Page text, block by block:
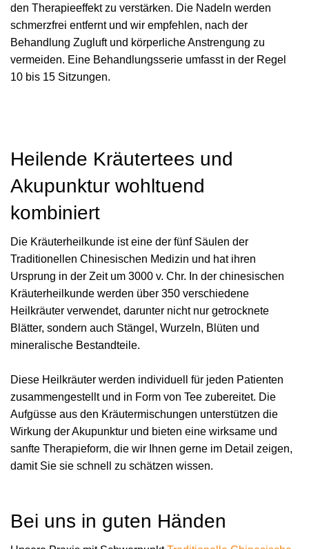
den Therapieeffekt zu verstärken. Die Nadeln werden
schmerzfrei entfernt und wir empfehlen, nach der
Behandlung Zugluft und körperliche Anstrengung zu
vermeiden. Eine Behandlungsserie umfasst in der Regel
10 bis 15 Sitzungen.
Heilende Kräutertees und
Akupunktur wohltuend
kombiniert
Die Kräuterheilkunde ist eine der fünf Säulen der
Traditionellen Chinesischen Medizin und hat ihren
Ursprung in der Zeit um 3000 v. Chr. In der chinesischen
Kräuterheilkunde werden über 350 verschiedene
Heilkräuter verwendet, darunter nicht nur getrocknete
Blätter, sondern auch Stängel, Wurzeln, Blüten und
mineralische Bestandteile.
Diese Heilkräuter werden individuell für jeden Patienten
zusammengestellt und in Form von Tee zubereitet. Die
Aufgüsse aus den Kräutermischungen unterstützen die
Wirkung der Akupunktur und bieten eine wirksame und
sanfte Therapieform, die wir Ihnen gerne im Detail zeigen,
damit Sie sie schnell zu schätzen wissen.
Bei uns in guten Händen